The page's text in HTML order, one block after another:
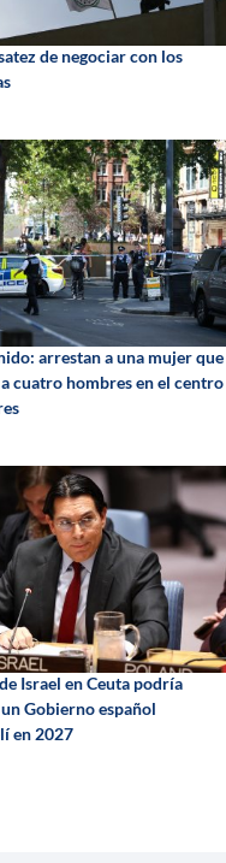
de negociar con los
arrestan a una mujer que
cuatro hombres en el centro
Israel en Ceuta podría
Gobierno español
en 2027